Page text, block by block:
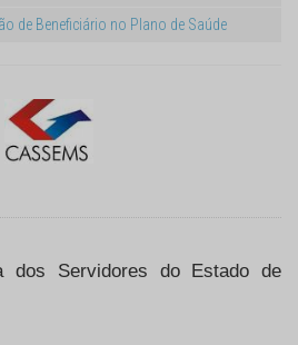
de Beneficiário no Plano de Saúde
dos Servidores do Estado de